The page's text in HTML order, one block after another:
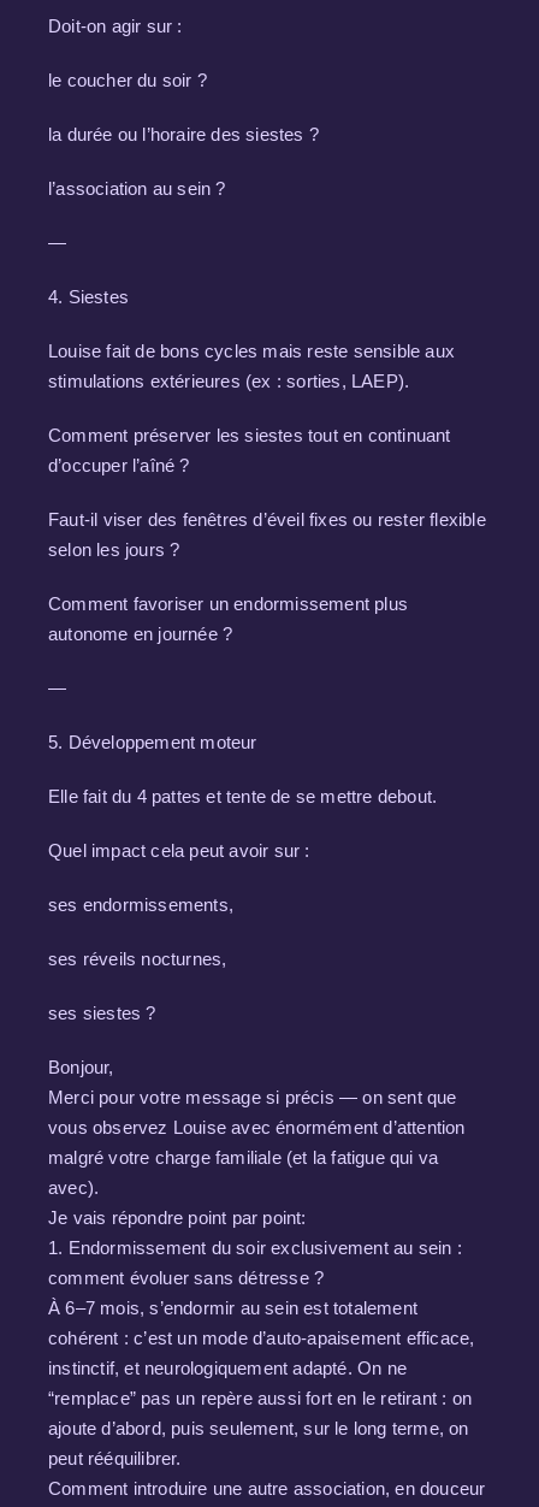
Doit-on agir sur :
le coucher du soir ?
la durée ou l’horaire des siestes ?
l’association au sein ?
—
4. Siestes
Louise fait de bons cycles mais reste sensible aux
stimulations extérieures (ex : sorties, LAEP).
Comment préserver les siestes tout en continuant
d’occuper l’aîné ?
Faut-il viser des fenêtres d’éveil fixes ou rester flexible
selon les jours ?
Comment favoriser un endormissement plus
autonome en journée ?
—
5. Développement moteur
Elle fait du 4 pattes et tente de se mettre debout.
Quel impact cela peut avoir sur :
ses endormissements,
ses réveils nocturnes,
ses siestes ?
Bonjour,
Merci pour votre message si précis — on sent que
vous observez Louise avec énormément d’attention
malgré votre charge familiale (et la fatigue qui va
avec).
Je vais répondre point par point:
1. Endormissement du soir exclusivement au sein :
comment évoluer sans détresse ?
À 6–7 mois, s’endormir au sein est totalement
cohérent : c’est un mode d’auto-apaisement efficace,
instinctif, et neurologiquement adapté. On ne
“remplace” pas un repère aussi fort en le retirant : on
ajoute d’abord, puis seulement, sur le long terme, on
peut rééquilibrer.
Comment introduire une autre association, en douceur